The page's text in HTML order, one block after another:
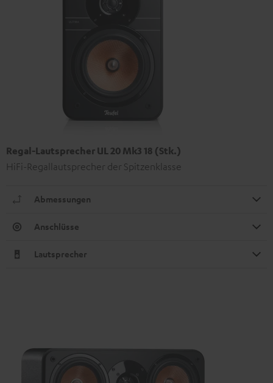
Regal-Lautsprecher UL 20 Mk3 18 (Stk.)
HiFi-Regallautsprecher der Spitzenklasse
Abmessungen
Anschlüsse
Lautsprecher